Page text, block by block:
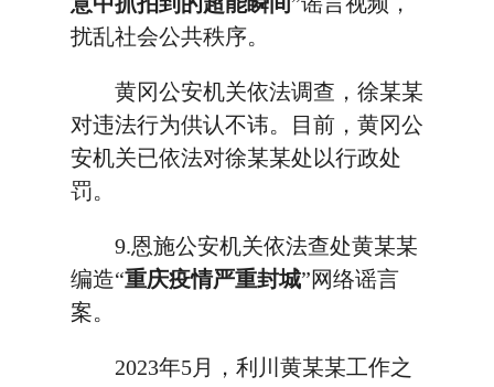
扰乱社会公共秩序。
黄冈公安机关依法调查，徐某某
对违法行为供认不讳。目前，黄冈公
安机关已依法对徐某某处以行政处
罚。
9.恩施公安机关依法查处黄某某
编造“重庆疫情严重封城”网络谣言
案。
2023年5月，利川黄某某工作之